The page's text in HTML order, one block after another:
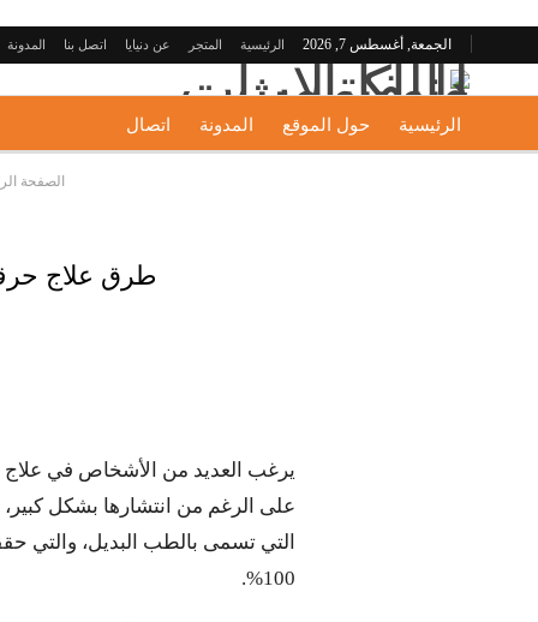
الجمعة, أغسطس 7, 2026 الرئيسية المتجر عن دنيايا اتصل بنا المدونة
الرئيسية حول الموقع المدونة اتصال
الصفحة
طرق علاج
يرغب العديد من الأشخاص في علاج
على الرغم من انتشارها بشكل كبير،
التي تسمى بالطب البديل، والتي
100%.